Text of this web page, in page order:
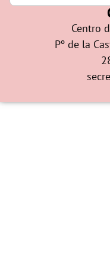
Centro
Pº de la